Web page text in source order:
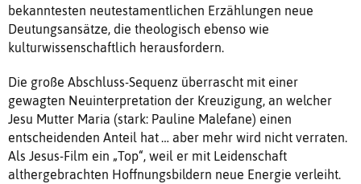
bekanntesten neutestamentlichen Erzählungen neue
Deutungsansätze, die theologisch ebenso wie
kulturwissenschaftlich herausfordern.
Die große Abschluss-Sequenz überrascht mit einer
gewagten Neuinterpretation der Kreuzigung, an welcher
Jesu Mutter Maria (stark: Pauline Malefane) einen
entscheidenden Anteil hat … aber mehr wird nicht verraten.
Als Jesus-Film ein „Top“, weil er mit Leidenschaft
althergebrachten Hoffnungsbildern neue Energie verleiht.